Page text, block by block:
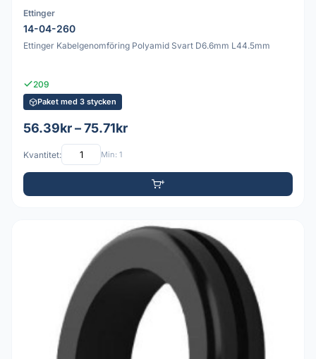
Ettinger
14-04-260
Ettinger Kabelgenomföring Polyamid Svart D6.6mm L44.5mm
209
Paket med 3 stycken
56.39kr – 75.71kr
Kvantitet: Min: 1